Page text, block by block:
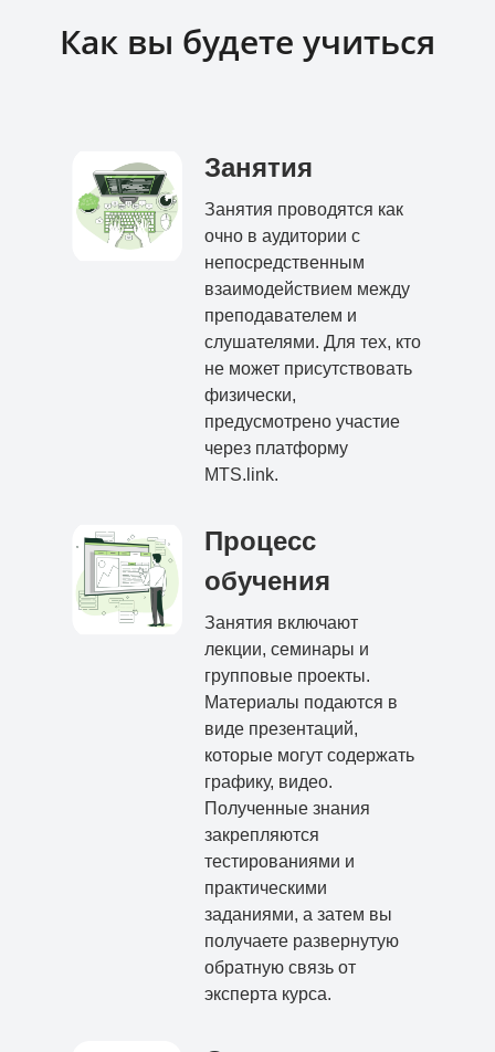
Как вы будете учиться
Занятия
Занятия проводятся как
очно в аудитории с
непосредственным
взаимодействием между
преподавателем и
слушателями. Для тех, кто
не может присутствовать
физически,
предусмотрено участие
через платформу
MTS.link.
Процесс
обучения
Занятия включают
лекции, семинары и
групповые проекты.
Материалы подаются в
виде презентаций,
которые могут содержать
графику, видео.
Полученные знания
закрепляются
тестированиями и
практическими
заданиями, а затем вы
получаете развернутую
обратную связь от
эксперта курса.